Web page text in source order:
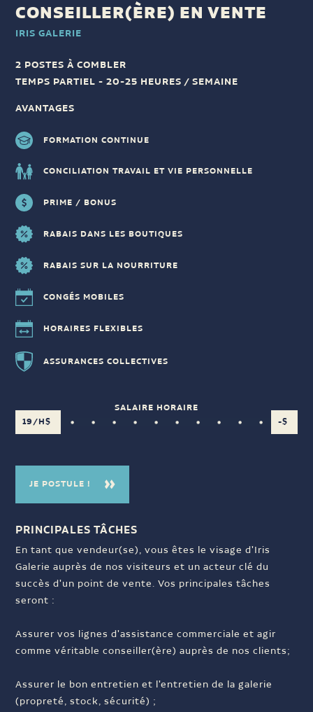
CONSEILLER(ÈRE) EN VENTE
IRIS GALERIE
2 POSTES À COMBLER
TEMPS PARTIEL - 20-25 HEURES / SEMAINE
AVANTAGES
FORMATION CONTINUE
CONCILIATION TRAVAIL ET VIE PERSONNELLE
PRIME / BONUS
RABAIS DANS LES BOUTIQUES
RABAIS SUR LA NOURRITURE
CONGÉS MOBILES
HORAIRES FLEXIBLES
ASSURANCES COLLECTIVES
19/H$ -$
SALAIRE HORAIRE
JE POSTULE !
PRINCIPALES TÂCHES
En tant que vendeur(se), vous êtes le visage d'Iris
Galerie auprès de nos visiteurs et un acteur clé du
succès d'un point de vente. Vos principales tâches
seront :
Assurer vos lignes d'assistance commerciale et agir
comme véritable conseiller(ère) auprès de nos clients;
Assurer le bon entretien et l'entretien de la galerie
(propreté, stock, sécurité) ;